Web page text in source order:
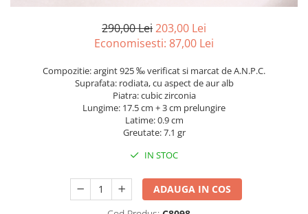
marimea 60
290,00 Lei203,00 Lei
Economisesti: 87,00 Lei
Compozitie: argint 925 ‰ verificat si marcat de A.N.P.C.
Suprafata: rodiata, cu aspect de aur alb
Piatra: cubic zirconia
Lungime: 17.5 cm + 3 cm prelungire
Latime: 0.9 cm
Greutate: 7.1 gr
IN STOC
ADAUGA IN COS